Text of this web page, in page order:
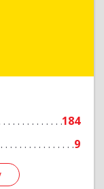
184
9
Череповец г,